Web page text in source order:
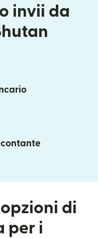
invii da
di
per i